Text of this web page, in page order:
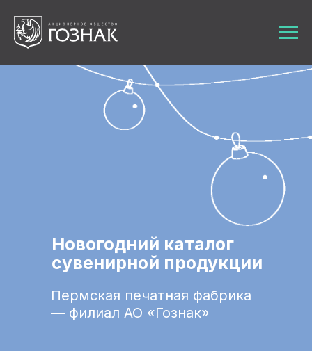
Новогодний каталог
сувенирной продукции
Пермская печатная фабрика
— филиал АО «Гознак»